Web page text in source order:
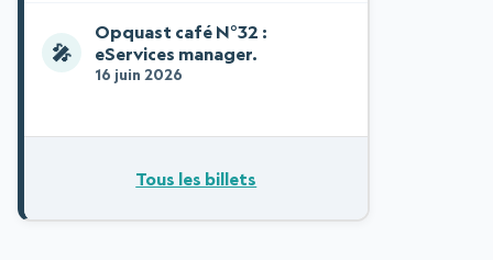
🎤
Opquast café N°32 :
eServices manager.
16 juin 2026
Tous les billets